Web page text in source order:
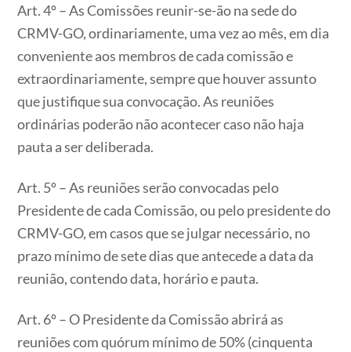
Art. 4º – As Comissões reunir-se-ão na sede do
CRMV-GO, ordinariamente, uma vez ao mês, em dia
conveniente aos membros de cada comissão e
extraordinariamente, sempre que houver assunto
que justifique sua convocação. As reuniões
ordinárias poderão não acontecer caso não haja
pauta a ser deliberada.
Art. 5º – As reuniões serão convocadas pelo
Presidente de cada Comissão, ou pelo presidente do
CRMV-GO, em casos que se julgar necessário, no
prazo mínimo de sete dias que antecede a data da
reunião, contendo data, horário e pauta.
Art. 6º – O Presidente da Comissão abrirá as
reuniões com quórum mínimo de 50% (cinquenta